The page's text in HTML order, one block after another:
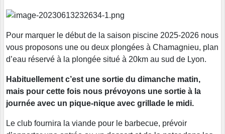
Pour marquer le début de la saison piscine 2025-2026 nous
vous proposons une ou deux plongées à Chamagnieu, plan
d’eau réservé à la plongée situé à 20km au sud de Lyon.
Habituellement c’est une sortie du dimanche matin,
mais pour cette fois nous prévoyons une sortie à la
journée avec un pique-nique avec grillade le midi.
Le club fournira la viande pour le barbecue, prévoir